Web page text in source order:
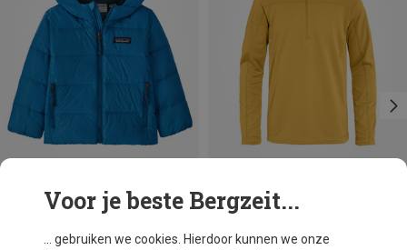
Je bespaart 50% Je bespaart 28%
Voor je beste Bergzeit...
... gebruiken we cookies. Hierdoor kunnen we onze